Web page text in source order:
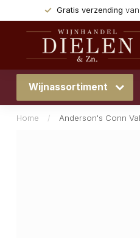
Gratis verzending
Wijnassortiment
Home / Anderson's Conn